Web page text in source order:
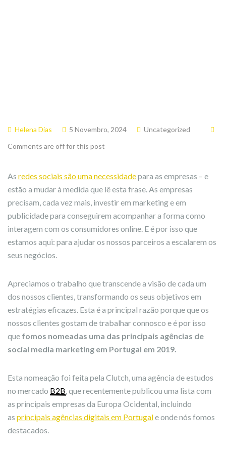
Helena Dias 5 Novembro, 2024
Uncategorized
Comments are off for this post
As redes sociais são uma necessidadepara as empresas – e
estão a mudar à medida que lê esta frase. As empresas
precisam, cada vez mais, investir em marketing e em
publicidade para conseguirem acompanhar a forma como
interagem com os consumidores online. E é por isso que
estamos aqui: para ajudar os nossos parceiros a escalarem os
seus negócios.
Apreciamos o trabalho que transcende a visão de cada um
dos nossos clientes, transformando os seus objetivos em
estratégias eficazes. Esta é a principal razão porque que os
nossos clientes gostam de trabalhar connosco e é por isso
que fomos nomeadas uma das principais agências de
social media marketing em Portugal em 2019.
Esta nomeação foi feita pela Clutch, uma agência de estudos
no mercado B2B, que recentemente publicou uma lista com
as principais empresas da Europa Ocidental, incluindo
as principais agências digitais em Portugale onde nós fomos
destacados.